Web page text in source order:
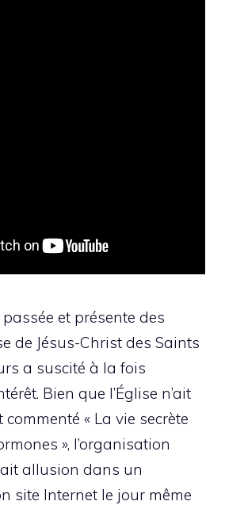
et présente des
de Jésus-Christ des Saints
a suscité à la fois
Bien que l’Église n’ait
« La vie secrète
», l’organisation
allusion dans un
site Internet le jour même